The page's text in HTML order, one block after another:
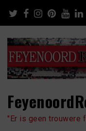
content
"Er is geen trouwere